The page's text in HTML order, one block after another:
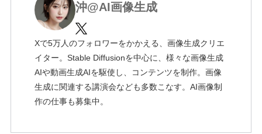
沖@AI画像生成
Xで5万人のフォロワーをかかえる、画像生成クリエ
イター。Stable Diffusionを中心に、様々な画像生成
AIや動画生成AIを駆使し、コンテンツを制作。画像
生成に関連する講演会なども多数こなす。AI画像制
作の仕事も募集中。